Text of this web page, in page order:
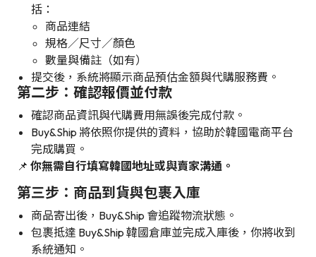
括：
商品連結
規格／尺寸／顏色
數量與備註（如有）
提交後，系統將顯示商品預估金額與代購服務費。
第二步：確認報價並付款
確認商品資訊與代購費用無誤後完成付款。
Buy&Ship 將依照你提供的資料，協助於韓國電商平台
完成購買。
📌 你無需自行填寫韓國地址或與賣家溝通。
第三步：商品到貨與包裹入庫
商品寄出後，Buy&Ship 會追蹤物流狀態。
包裹抵達 Buy&Ship 韓國倉庫並完成入庫後，你將收到
系統通知。